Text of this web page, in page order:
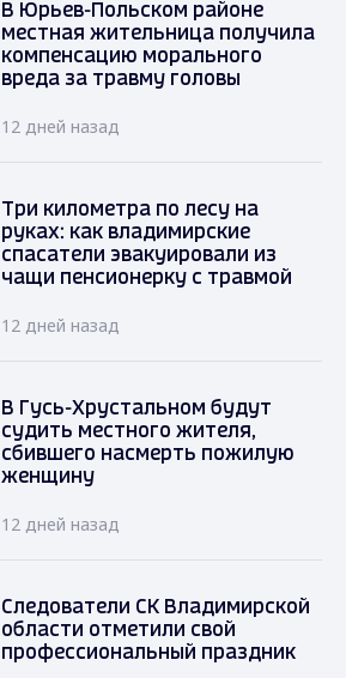
В Юрьев-Польском районе
местная жительница получила
компенсацию морального
вреда за травму головы
12 дней назад
Три километра по лесу на
руках: как владимирские
спасатели эвакуировали из
чащи пенсионерку с травмой
12 дней назад
В Гусь-Хрустальном будут
судить местного жителя,
сбившего насмерть пожилую
женщину
12 дней назад
Следователи СК Владимирской
области отметили свой
профессиональный праздник